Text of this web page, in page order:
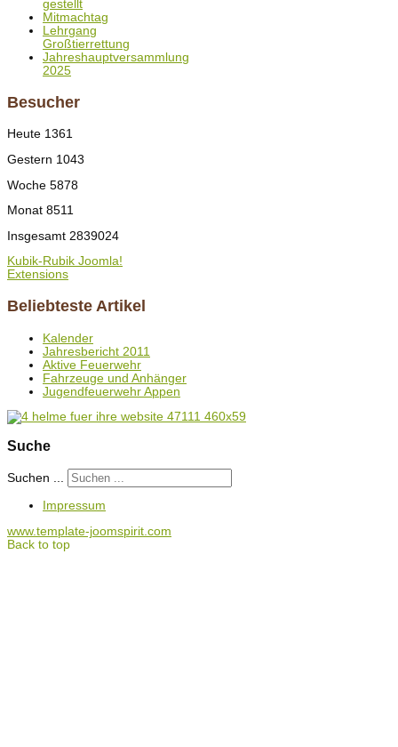
gestellt
Mitmachtag
Lehrgang
Großtierrettung
Jahreshauptversammlung
2025
Besucher
Heute 1361
Gestern 1043
Woche 5878
Monat 8511
Insgesamt 2839024
Kubik-Rubik Joomla!
Extensions
Beliebteste Artikel
Kalender
Jahresbericht 2011
Aktive Feuerwehr
Fahrzeuge und Anhänger
Jugendfeuerwehr Appen
Suche
Suchen ...
Impressum
www.template-joomspirit.com
Back to top